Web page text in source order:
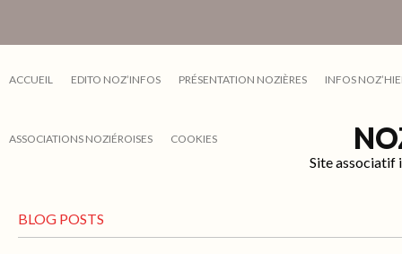
ACCUEIL EDITO NOZ’INFOS PRÉSENTATION NOZIÈRES INFOS
ASSOCIATIONS NOZIÉROISES COOKIES
Site associatif
BLOG POSTS